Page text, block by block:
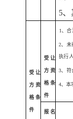
5
受让
方资
格条
件
受让
方资
格条
件
1、
2、未
执行
3、符
4、本
报名